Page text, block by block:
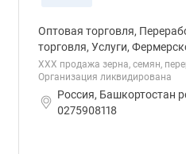
Оптовая торговля,
торговля, Услуги,
ХХХ продажа зерна, семян,
Организация ликвидирована
Россия, Башкортостан
0275908118